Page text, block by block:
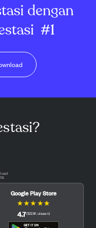
dengan
#1
Google Play Store
★★★ ★★
4.7(122.1K ulasan)